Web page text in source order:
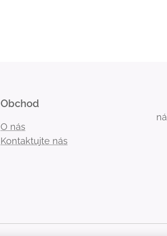
Obchod
O nás
Kontaktujte nás